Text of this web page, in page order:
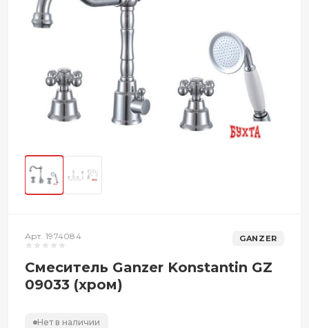
Арт. 1974084 GANZER
Смеситель Ganzer Konstantin GZ
09033 (хром)
Нет в наличии